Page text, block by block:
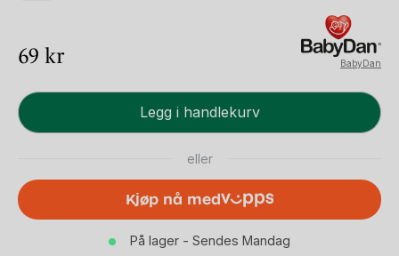
69 kr BabyDan
Barnesikring
Skap
4pk
-
Legg i handlekurv
eller
Kjøp nå med
På lager - Sendes Mandag